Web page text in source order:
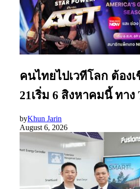
คนไทยไปเวทีโลก ต้อง
21เริ่ม 6 สิงหาคมนี้ ทาง
byKhun Jarin
August 6, 2026